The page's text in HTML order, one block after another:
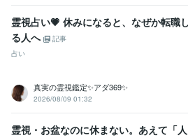
霊視占い💗 休みになると、なぜか転職
る人へ
記事
占い
真実の霊視鑑定✨アダ369✨
2026/08/09 01:32
霊視・お盆なのに休まない。あえて「